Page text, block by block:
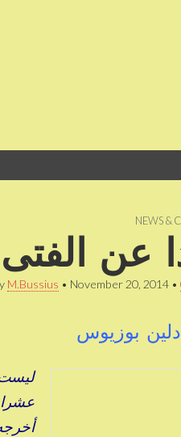
NEWS &
عن
M.Bussius • November 20, 2014 •
بوزيوس